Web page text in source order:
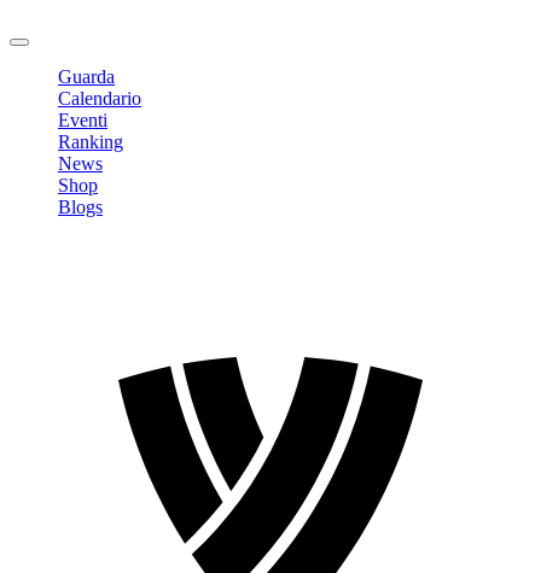
Guarda
Calendario
Eventi
Ranking
News
Shop
Blogs